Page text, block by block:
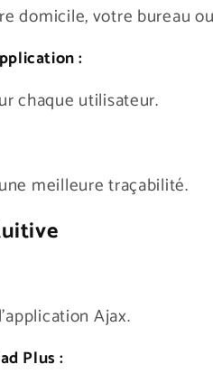
domicile, votre bureau
:
chaque utilisateur.
meilleure traçabilité.
Ajax.
Plus :